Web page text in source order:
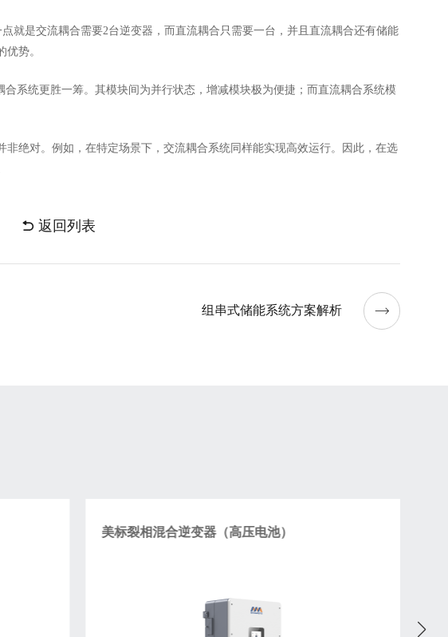
就是交流耦合需要2台逆变器，而直流耦合只需要一台，并且直流耦合还有储能
势。
合系统更胜一筹。其模块间为并行状态，增减模块极为便捷；而直流耦合系统模
绝对。例如，在特定场景下，交流耦合系统同样能实现高效运行。因此，在选
返回列表
组串式储能系统方案解析
美标裂相混合逆变器（高压电池）